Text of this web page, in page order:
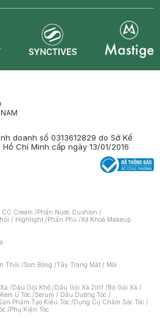
doanh số 0313612829 do Sở Kế
Chí Minh cấp ngày 13/01/2016
CC Cream /Phấn Nước Cushion /
/ Highlight /Phấn Phủ /Xịt Khoá Makeup
Thỏi /Son Bóng /Tẩy Trang Mắt / Môi
/Dầu Gội Khô /Dầu Gội Xả 2in1 /Bộ Gội Xả /
Ủ Tóc /Serum / Dầu Dưỡng Tóc /
Phẩm Tạo Kiểu Tóc /Dụng Cụ Chăm Sóc Tóc /
/Phụ Kiện Tóc